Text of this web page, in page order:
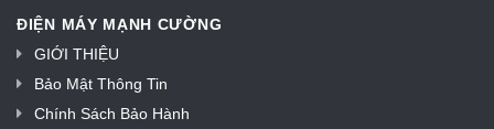
ĐIỆN MÁY MẠNH CƯỜNG
GIỚI THIỆU
Bảo Mật Thông Tin
Chính Sách Bảo Hành